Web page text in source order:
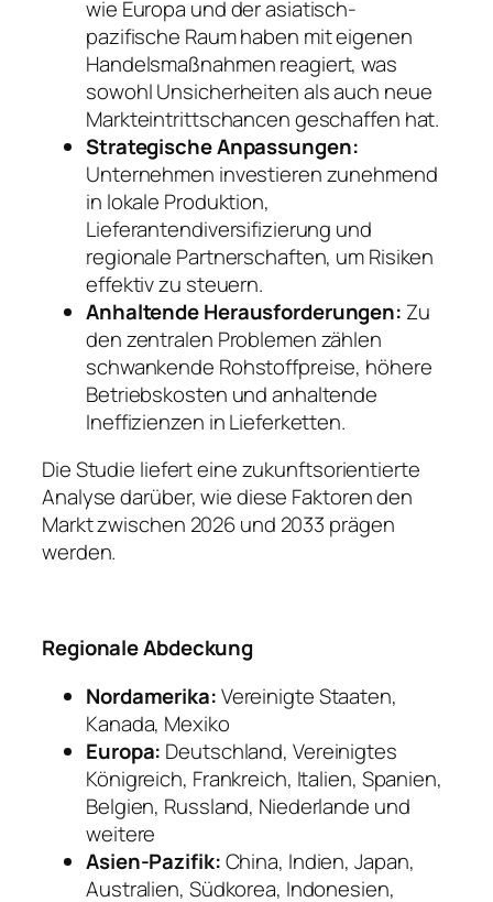
wie Europa und der asiatisch-
pazifische Raum haben mit eigenen
Handelsmaßnahmen reagiert, was
sowohl Unsicherheiten als auch neue
Markteintrittschancen geschaffen hat.
Strategische Anpassungen:
Unternehmen investieren zunehmend
in lokale Produktion,
Lieferantendiversifizierung und
regionale Partnerschaften, um Risiken
effektiv zu steuern.
Anhaltende Herausforderungen: Zu
den zentralen Problemen zählen
schwankende Rohstoffpreise, höhere
Betriebskosten und anhaltende
Ineffizienzen in Lieferketten.
Die Studie liefert eine zukunftsorientierte
Analyse darüber, wie diese Faktoren den
Markt zwischen 2026 und 2033 prägen
werden.
Regionale Abdeckung
Nordamerika:Vereinigte Staaten,
Kanada, Mexiko
Europa: Deutschland, Vereinigtes
Königreich, Frankreich, Italien, Spanien,
Belgien, Russland, Niederlande und
weitere
Asien-Pazifik:China, Indien, Japan,
Australien, Südkorea, Indonesien,